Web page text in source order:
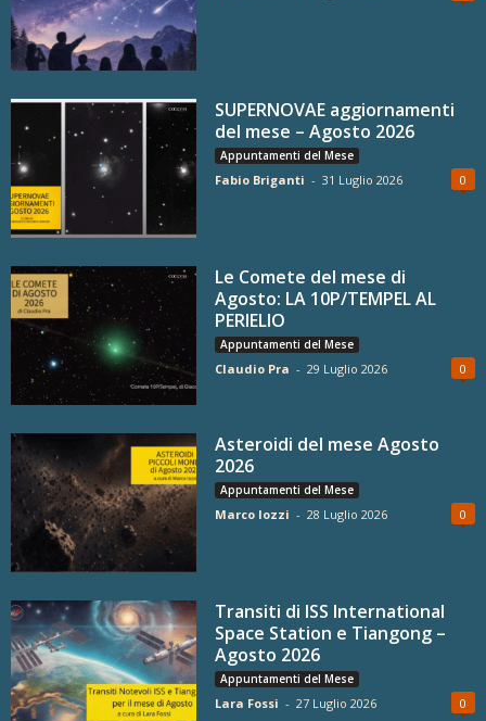
SUPERNOVAE aggiornamenti
del mese – Agosto 2026
Appuntamenti del Mese
Fabio Briganti - 31 Luglio 2026 0
Le Comete del mese di
Agosto: LA 10P/TEMPEL AL
PERIELIO
Appuntamenti del Mese
Claudio Pra - 29 Luglio 2026 0
Asteroidi del mese Agosto
2026
Appuntamenti del Mese
Marco Iozzi - 28 Luglio 2026 0
Transiti di ISS International
Space Station e Tiangong –
Agosto 2026
Appuntamenti del Mese
Lara Fossi - 27 Luglio 2026 0